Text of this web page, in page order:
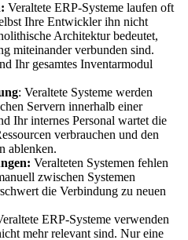
Veraltete ERP-Systeme laufen oft
Ihre Entwickler ihn nicht
Architektur bedeutet,
miteinander verbunden sind.
Ihr gesamtes Inventarmodul
: Veraltete Systeme werden
Servern innerhalb einer
Ihr internes Personal wartet die
verbrauchen und den
ablenken.
Veralteten Systemen fehlen
zwischen Systemen
die Verbindung zu neuen
ERP-Systeme verwenden
mehr relevant sind. Nur eine